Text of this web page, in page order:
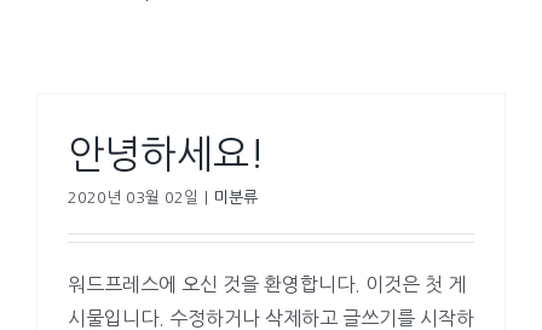
안녕하세요!
2020년 03월 02일 미분류
워드프레스에 오신 것을 환영합니다. 이것은 첫 게
시물입니다. 수정하거나 삭제하고 글쓰기를 시작하